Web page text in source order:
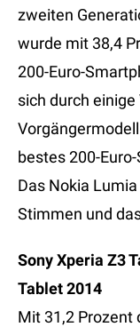
zweiten
wurde mit 38,4
200-Euro-
sich durch
bestes 200-
Das Nokia
Stimmen und
Sony Xperia Z3
Tablet 2014
Mit 31,2 Prozent